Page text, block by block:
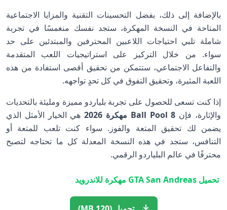
بالإضافة إلى ذلك، بفضل التحسينات التقنية والمزايا الاجتماعية
المتاحة في النسخة المهكرة، ستجد نفسك منغمسًا في تجربة
شاملة تلبي احتياجات اللاعبين المحترفين والمبتدئين على حد
سواء. من خلال التركيز على استراتيجيات اللعب المتقدمة
والتفاعل الاجتماعي، ستتمكن من تحقيق أقصى استفادة من هذه
اللعبة المثيرة، وتحقيق التفوق في كل تحدٍ تواجهه.
إذا كنت تسعى للحصول على تجربة بلياردو مميزة ومليئة بالتحديات
والإثارة، فإن 8 Ball Pool مهكرة 2026
هي الخيار الأمثل الذي
يضمن لك تحقيق المتعة والفوز. سواء كنت تلعب للمتعة أو
التنافس، ستجد في هذه النسخة المعدلة كل ما تحتاجه لتصبح
محترفًا في عالم البلياردو الرقمي.
تحميل GTA San Andreas مهكرة للاندرويد